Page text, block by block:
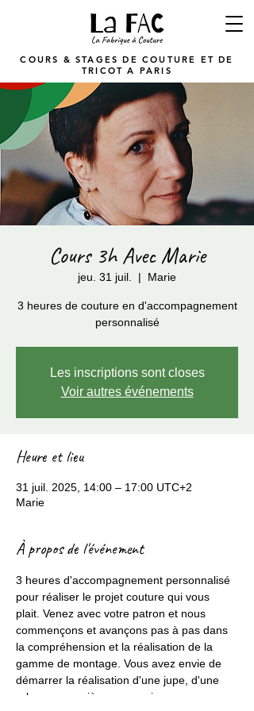
COURS & STAGES DE COUTURE ET DE
TRICOT A PARIS
Cours 3h Avec Marie
jeu. 31 juil.
  |
Marie
3 heures de couture en d'accompagnement
personnalisé
Les inscriptions sont closes
Voir autres événements
Heure et lieu
31 juil. 2025, 14:00 – 17:00 UTC+2
Marie
À propos de l'événement
3 heures d'accompagnement personnalisé
pour réaliser le projet couture qui vous
plait. Venez avec votre patron et nous
commençons et avançons pas à pas dans
la compréhension et la réalisation de la
gamme de montage. Vous avez envie de
démarrer la réalisation d'une jupe, d'une
robe, un première accessoire ou encore un